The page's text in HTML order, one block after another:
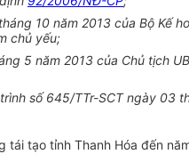
10 năm 2013 của Bộ Kế
chủ yếu;
5 năm 2013 của Chủ tịch
số 645/TTr-SCT ngày 03
tái tạo tỉnh Thanh Hóa đến